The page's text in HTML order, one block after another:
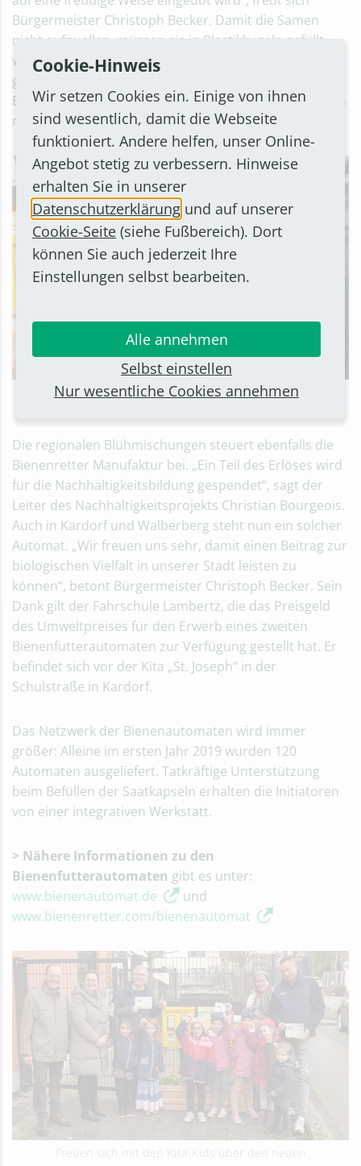
Bürgermeister Christoph Becker. Damit die Samen
nicht aufquellen, müssen sie in Plastikkugeln gefüllt
werden. Diese können leer in einen Rückgabebehälter
geworfen werden, der direkt neben dem
Bienenfutterautomaten steht. Die Kugeln werden dann
neu befüllt wiederverwendet.
Bürgermeister Christoph Becker hilft den Kita-Kids, die sich
Die regionalen Blühmischungen steuert ebenfalls die
Bienenretter Manufaktur bei. „Ein Teil des Erlöses wird
für die Nachhaltigkeitsbildung gespendet“, sagt der
Leiter des Nachhaltigkeitsprojekts Christian Bourgeois.
Auch in Kardorf und Walberberg steht nun ein solcher
Automat. „Wir freuen uns sehr, damit einen Beitrag zur
biologischen Vielfalt in unserer Stadt leisten zu
können“, betont Bürgermeister Christoph Becker. Sein
Dank gilt der Fahrschule Lambertz, die das Preisgeld
des Umweltpreises für den Erwerb eines zweiten
Bienenfutterautomaten zur Verfügung gestellt hat. Er
befindet sich vor der Kita „St. Joseph“ in der
Schulstraße in Kardorf.
Das Netzwerk der Bienenautomaten wird immer
größer: Alleine im ersten Jahr 2019 wurden 120
Automaten ausgeliefert. Tatkräftige Unterstützung
beim Befüllen der Saatkapseln erhalten die Initiatoren
von einer integrativen Werkstatt.
> Nähere Informationen zu den
Bienenfutterautomaten gibt es unter:
www.bienenautomat.de
und
www.bienenretter.com/bienenautomat
Cookie-Hinweis
Wir setzen Cookies ein. Einige von ihnen
sind wesentlich, damit die Webseite
funktioniert. Andere helfen, unser Online-
Angebot stetig zu verbessern. Hinweise
erhalten Sie in unserer
Datenschutzerklärung und auf unserer
Cookie-Seite (siehe Fußbereich). Dort
können Sie auch jederzeit Ihre
Einstellungen selbst bearbeiten.
Alle annehmen
Selbst einstellen
Nur wesentliche Cookies annehmen